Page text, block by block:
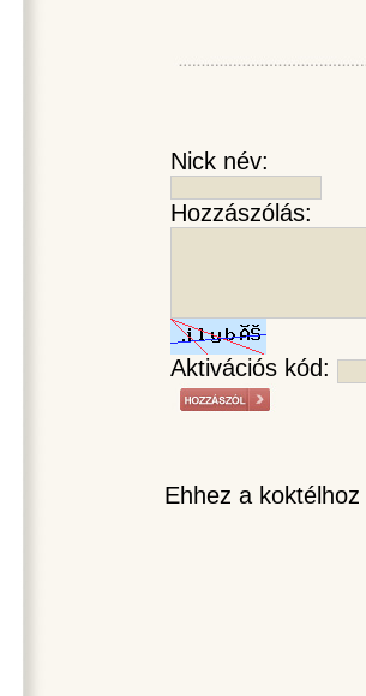
Nick név:
Hozzászólás:
Aktivációs kód:
Ehhez a